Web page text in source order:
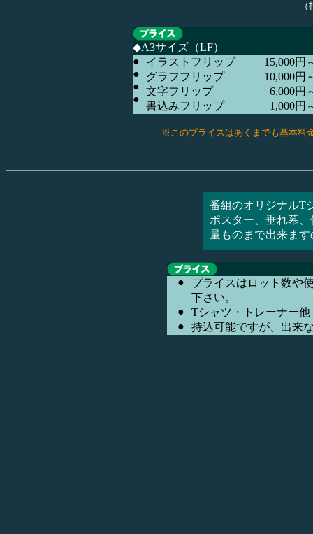
◆A3サイズ（LF）
●
●
●
●
イラストフリップ
グラフフリップ
文字フリップ
書込みフリップ
15,000円
10,000円
6,000円
1,000円
※このプライスはあくまでも基本料
番組のオリジナルT
ポスター、垂れ幕
量ものまで出来ま
●
プライスはロット数や
下さい。
●
Tシャツ・トレーナー
●
持込可能ですが、出来